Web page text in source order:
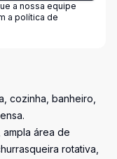
a nossa equipe
a política de
cozinha, banheiro,
área de
rotativa,